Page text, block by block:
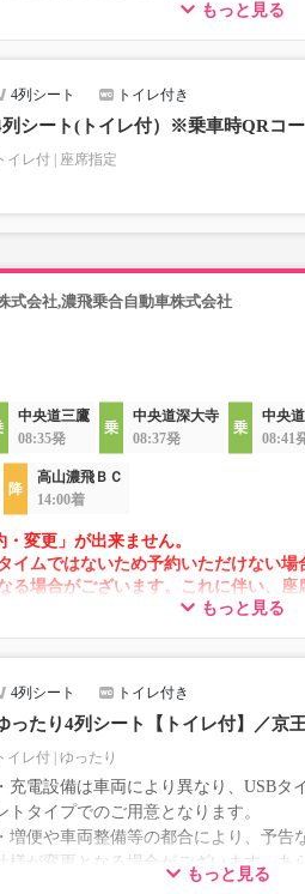
が表示される場合があります。
ル以外の購入後の変更が一切承れませ
金はございません。
」、乳幼児の方は「幼児」を選択い
座席確保はございません。
をお持ちで無い「乳幼児」の乗車をお
社HPを御覧ください。
る場合がございます。これに伴い、
もっと見る
4列シート トイレ付き
列シート(トイレ付）※乗車時QRコ
トイレ付 座席指定
式会社,濃飛乗合自動車株式会社
中央道三鷹
08:35発
中央道深大寺
08:37発
中央
08:41
高山濃飛ＢＣ
14:00着
変更」が出来ません。
イムではないため予約いただけない場
る場合がございます。これに伴い、
もっと見る
4列シート トイレ付き
ったり4列シート【トイレ付】／京
トイレ付 ゆったり
・充電設備は車両により異なり、USBタ
トタイプでのご用意となります。
・増便や車両整備等の都合により、予告
様が変更となる場合がございます。あ
もっと見る